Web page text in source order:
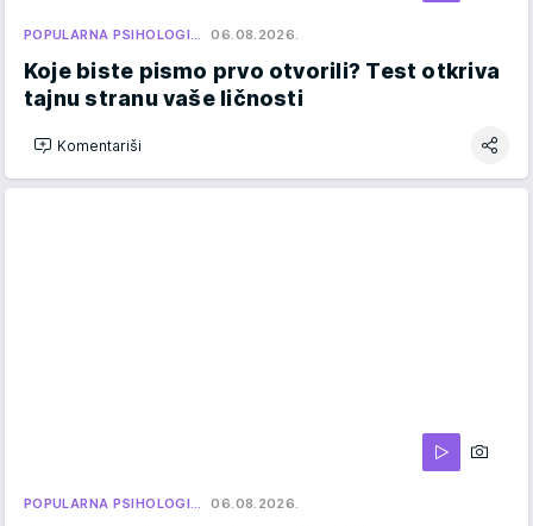
POPULARNA PSIHOLOGI… 06.08.2026.
Koje biste pismo prvo otvorili? Test otkriva
tajnu stranu vaše ličnosti
Komentariši
POPULARNA PSIHOLOGI… 06.08.2026.